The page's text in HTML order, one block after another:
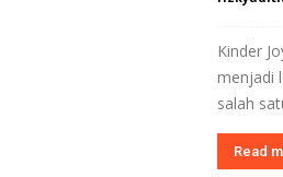
Kinder
menjadi
salah
Read